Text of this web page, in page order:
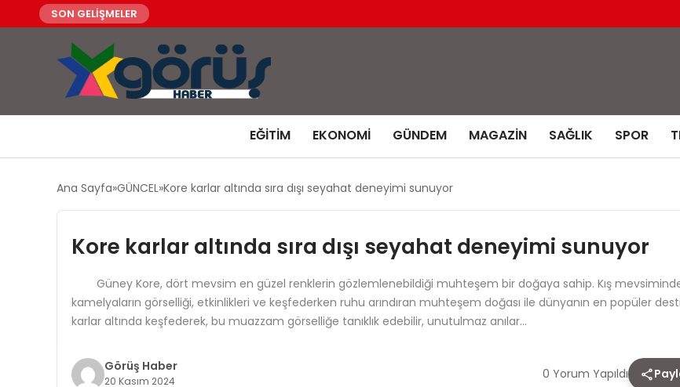
SON GELİŞMELER
EĞITIM EKONOMI GÜNDEM MAGAZIN SAĞLIK SPOR
Ana Sayfa GÜNCEL Kore karlar altında sıra dışı seyahat deneyimi sunuyor
Kore karlar altında sıra dışı seyahat deneyimi sunuyor
Güney Kore, dört mevsim en güzel renklerin gözlemlenebildiği muhteşem bir doğaya sahip. Kış mevsiminde
kamelyaların görselliği, etkinlikleri ve keşfederken ruhu arındıran muhteşem doğası ile dünyanın en popüler
karlar altında keşfederek, bu muazzam görselliğe tanıklık edebilir, unutulmaz anılar…
Görüş Haber
20 Kasım 2024 0 Yorum Yapıldı